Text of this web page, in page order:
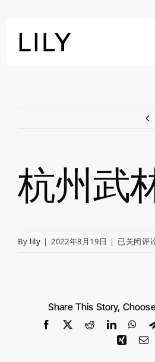
content
杭州武
By lily | 2022年8月19日 | 杭
泰
已关闭评
Share This Story,
Facebook RedditLinkedIn
Xing